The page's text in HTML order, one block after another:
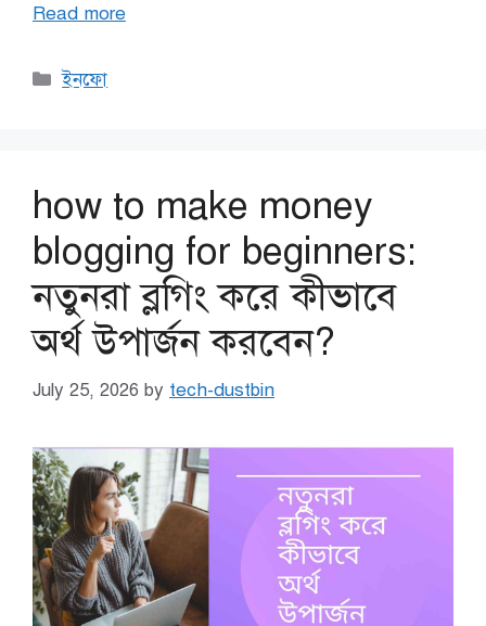
Read more
Categories
ইনফো
how to make money
blogging for beginners:
নতুনরা ব্লগিং করে কীভাবে
অর্থ উপার্জন করবেন?
July 25, 2026 by tech-dustbin